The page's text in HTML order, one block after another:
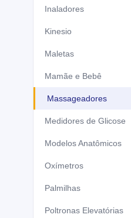
Inaladores
Kinesio
Maletas
Mamãe e Bebê
Massageadores
Medidores de Glicose
Modelos Anatômicos
Oxímetros
Palmilhas
Poltronas Elevatórias